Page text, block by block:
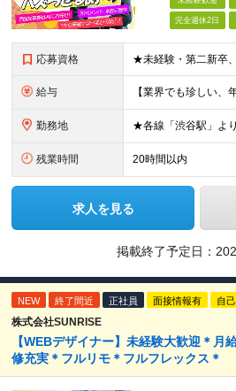
完全週休2日
応募資格
給与
勤務地
残業時間 20時間以内
求人を見る
掲載終了予定日：
NEW 終了間近 正社員 面接情報有 自
株式会社SUNRISE
【WEBデザイナー】未経験大歓迎＊月
修充実＊フルリモ＊フルフレックス＊